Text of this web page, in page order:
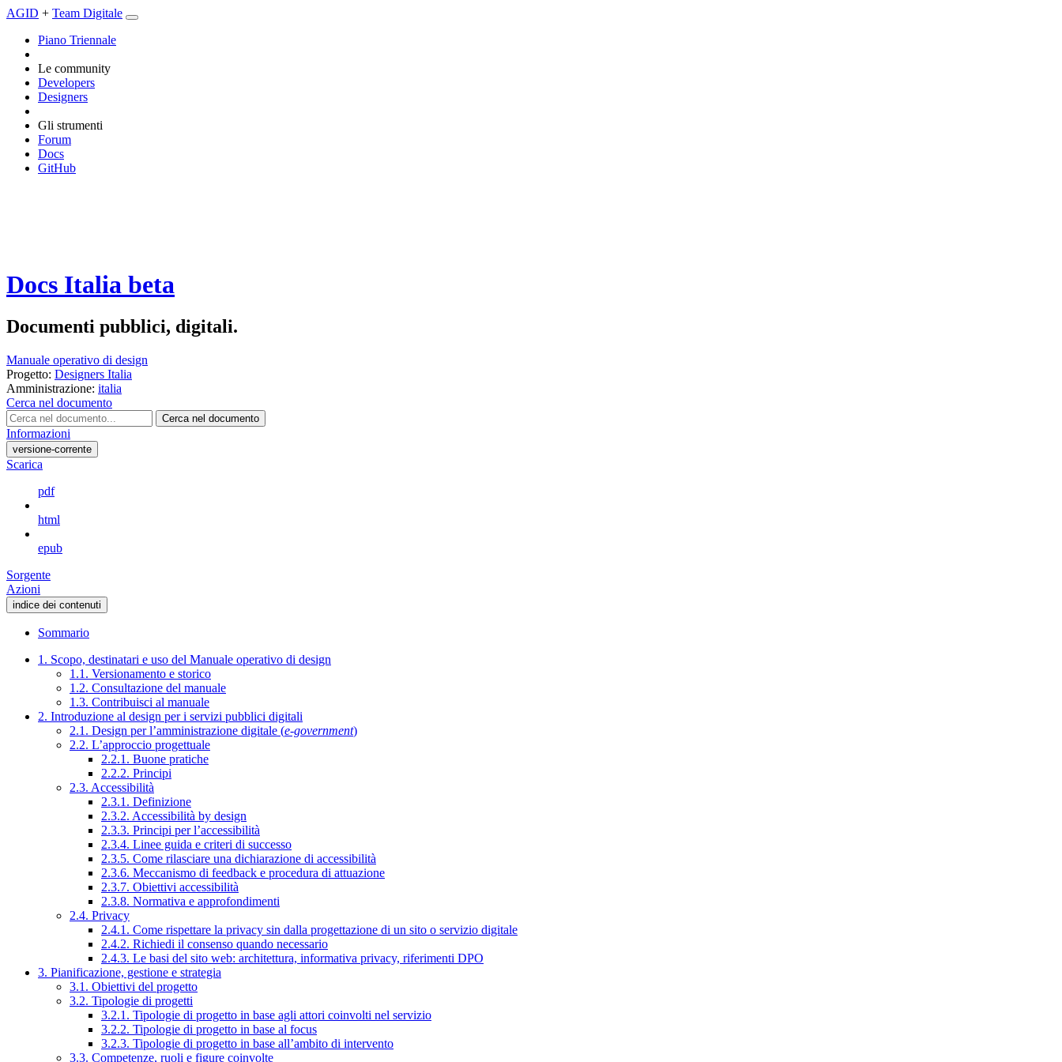
AGID + Team Digitale
Piano Triennale
Le community
Developers
Designers
Gli strumenti
Forum
Docs
GitHub
Docs Italia beta
Documenti pubblici, digitali.
Manuale operativo di design
Progetto: Designers Italia
Amministrazione: italia
Cerca nel documento
Cerca nel documento
Informazioni
versione-corrente
Scarica
pdf
html
epub
Sorgente
Azioni
indice dei contenuti
Sommario
1. Scopo, destinatari e uso del Manuale operativo di design
1.1. Versionamento e storico
1.2. Consultazione del manuale
1.3. Contribuisci al manuale
2. Introduzione al design per i servizi pubblici digitali
2.1. Design per l’amministrazione digitale (e-government)
2.2. L’approccio progettuale
2.2.1. Buone pratiche
2.2.2. Principi
2.3. Accessibilità
2.3.1. Definizione
2.3.2. Accessibilità by design
2.3.3. Principi per l’accessibilità
2.3.4. Linee guida e criteri di successo
2.3.5. Come rilasciare una dichiarazione di accessibilità
2.3.6. Meccanismo di feedback e procedura di attuazione
2.3.7. Obiettivi accessibilità
2.3.8. Normativa e approfondimenti
2.4. Privacy
2.4.1. Come rispettare la privacy sin dalla progettazione di un sito o servizio digitale
2.4.2. Richiedi il consenso quando necessario
2.4.3. Le basi del sito web: architettura, informativa privacy, riferimenti DPO
3. Pianificazione, gestione e strategia
3.1. Obiettivi del progetto
3.2. Tipologie di progetti
3.2.1. Tipologie di progetto in base agli attori coinvolti nel servizio
3.2.2. Tipologie di progetto in base al focus
3.2.3. Tipologie di progetto in base all’ambito di intervento
3.3. Competenze, ruoli e figure coinvolte